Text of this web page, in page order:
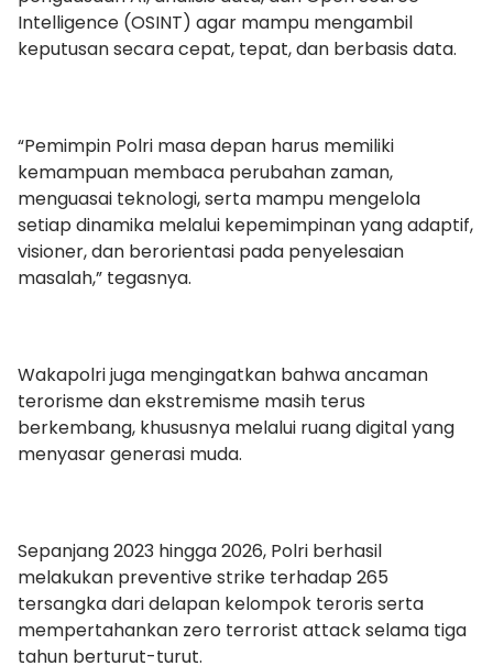
Intelligence (OSINT) agar mampu mengambil
keputusan secara cepat, tepat, dan berbasis data.
“Pemimpin Polri masa depan harus memiliki
kemampuan membaca perubahan zaman,
menguasai teknologi, serta mampu mengelola
setiap dinamika melalui kepemimpinan yang adaptif,
visioner, dan berorientasi pada penyelesaian
masalah,” tegasnya.
Wakapolri juga mengingatkan bahwa ancaman
terorisme dan ekstremisme masih terus
berkembang, khususnya melalui ruang digital yang
menyasar generasi muda.
Sepanjang 2023 hingga 2026, Polri berhasil
melakukan preventive strike terhadap 265
tersangka dari delapan kelompok teroris serta
mempertahankan zero terrorist attack selama tiga
tahun berturut-turut.